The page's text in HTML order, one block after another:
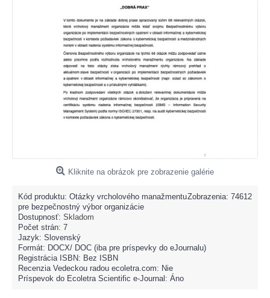
Kliknite na obrázok pre zobrazenie galérie
Zobrazenia: 74612
Kód produktu: Otázky vrcholového manažmentu
pre bezpečnostný výbor organizácie
Dostupnosť: Skladom
Počet strán: 7
Jazyk: Slovenský
Formát: DOCX/ DOC (iba pre príspevky do eJournalu)
Registrácia ISBN: Bez ISBN
Recenzia Vedeckou radou ecoletra.com: Nie
Príspevok do Ecoletra Scientific e-Journal: Áno